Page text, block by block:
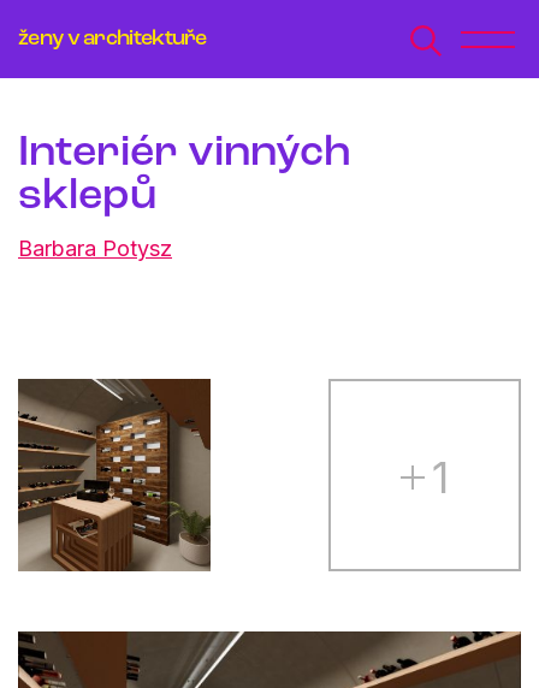
ženy v architektuře
Interiér vinných
sklepů
Barbara Potysz
1